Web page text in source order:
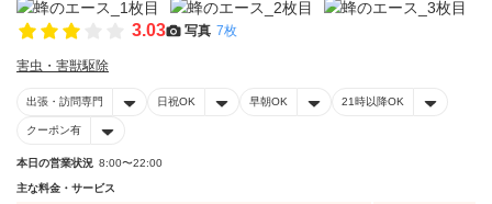
3.03 写真 7枚
害虫・害獣駆除
出張・訪問専門 日祝OK 早朝OK 21時以降OK
クーポン有
本日の営業状況 8:00〜22:00
主な料金・サービス